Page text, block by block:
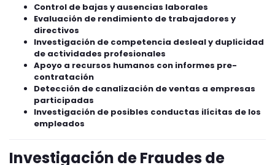
Control de bajas y ausencias laborales
Evaluación de rendimiento de trabajadores y
directivos
Investigación de competencia desleal y duplicidad
de actividades profesionales
Apoyo a recursos humanos con informes pre-
contratación
Detección de canalización de ventas a empresas
participadas
Investigación de posibles conductas ilícitas de los
empleados
Investigación de Fraudes de